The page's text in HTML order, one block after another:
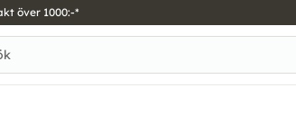
över 1000:-*